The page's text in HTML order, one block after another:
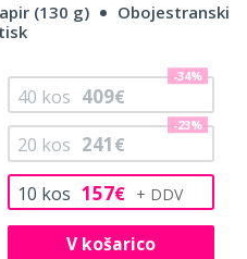
(130 g)
Obojestranski
10 kos 157€
20 kos 241€
-23%
40 kos 409€
-34%
V košarico